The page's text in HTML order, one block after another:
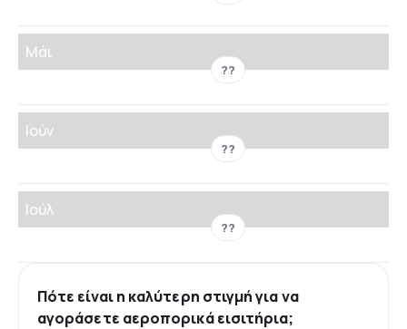
Μάι
??
Ιούν
??
Ιούλ
??
Πότε είναι η καλύτερη στιγμή για να
αγοράσετε αεροπορικά εισιτήρια;